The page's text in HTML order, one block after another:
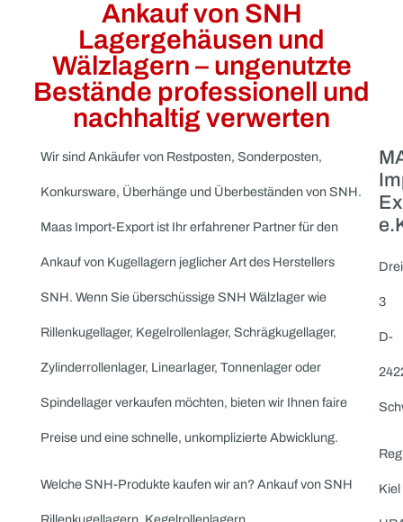
Ankauf SNH
Lagergehäusen und
Wälzlagern – ungenutzte
Bestände professionell
nachhaltig verwerten
Konkursware, Überhänge und Überbeständen von SNH.